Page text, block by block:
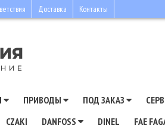
Доставка Контакты
ПРИВОДЫ ПОД ЗАКАЗ
CZAKI DANFOSS DINEL FAE